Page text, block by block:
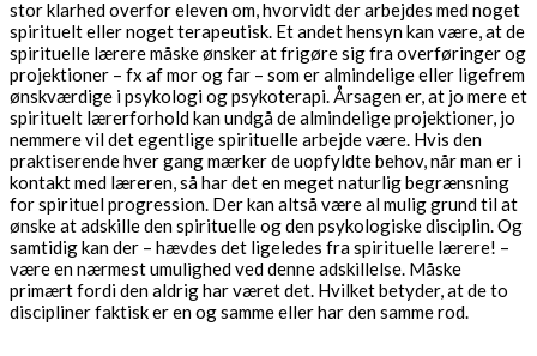
stor klarhed overfor eleven om, hvorvidt der arbejdes med noget
spirituelt eller noget terapeutisk. Et andet hensyn kan være, at de
spirituelle lærere måske ønsker at frigøre sig fra overføringer og
projektioner – fx af mor og far – som er almindelige eller ligefrem
ønskværdige i psykologi og psykoterapi. Årsagen er, at jo mere et
spirituelt lærerforhold kan undgå de almindelige projektioner, jo
nemmere vil det egentlige spirituelle arbejde være. Hvis den
praktiserende hver gang mærker de uopfyldte behov, når man er i
kontakt med læreren, så har det en meget naturlig begrænsning
for spirituel progression. Der kan altså være al mulig grund til at
ønske at adskille den spirituelle og den psykologiske disciplin. Og
samtidig kan der – hævdes det ligeledes fra spirituelle lærere! –
være en nærmest umulighed ved denne adskillelse. Måske
primært fordi den aldrig har været det. Hvilket betyder, at de to
discipliner faktisk er en og samme eller har den samme rod.